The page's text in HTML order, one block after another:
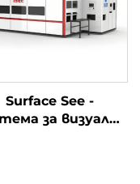
Surface See -
за визуална